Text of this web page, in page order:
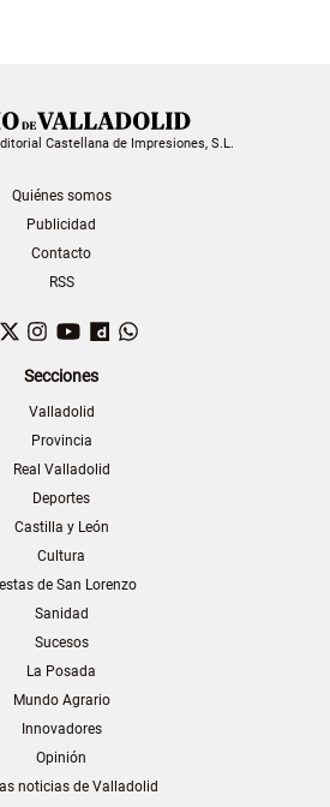
Castellana de Impresiones, S.L.
Quiénes somos
Publicidad
Contacto
RSS
Facebook
TwitterInstagram
YouTubeDailymotion
Secciones
Valladolid
Provincia
Real Valladolid
Deportes
Castilla y León
Cultura
de San Lorenzo
Sanidad
Sucesos
La Posada
Mundo Agrario
Innovadores
Opinión
noticias de Valladolid